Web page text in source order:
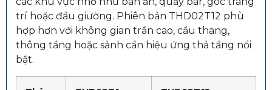
trí hoặc đầu giường. Phiên bản THD02T12 phù
hợp hơn với không gian trần cao, cầu thang,
thông tầng hoặc sảnh cần hiệu ứng thả tầng nổi
bật.